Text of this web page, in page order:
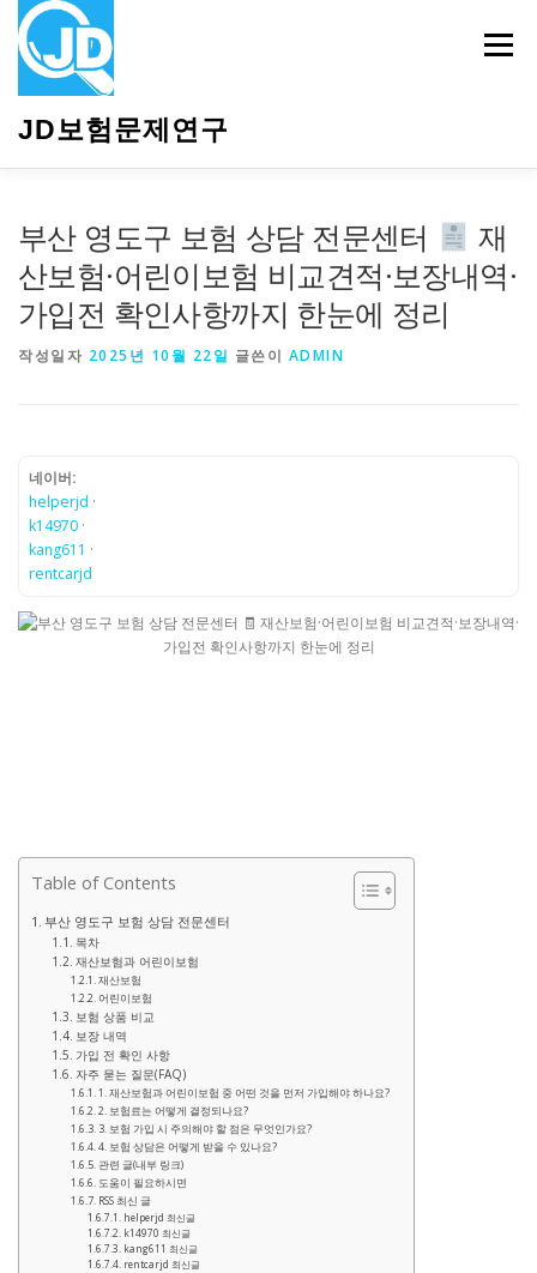
JD보험문제연구
메뉴
부산 영도구 보험 상담 전문센터
재
산보험·어린이보험 비교견적·보장내역·
가입전 확인사항까지 한눈에 정리
작성일자 2025년 10월 22일 글쓴이 ADMIN
네이버:
helperjd ·
k14970 ·
kang611 ·
rentcarjd
Table of Contents
부산 영도구 보험 상담 전문센터
목차
재산보험과 어린이보험
재산보험
어린이보험
보험 상품 비교
보장 내역
가입 전 확인 사항
자주 묻는 질문(FAQ)
1. 재산보험과 어린이보험 중 어떤 것을 먼저 가입해야 하나요?
2. 보험료는 어떻게 결정되나요?
3. 보험 가입 시 주의해야 할 점은 무엇인가요?
4. 보험 상담은 어떻게 받을 수 있나요?
관련 글(내부 링크)
도움이 필요하시면
RSS 최신 글
helperjd 최신글
k14970 최신글
kang611 최신글
rentcarjd 최신글